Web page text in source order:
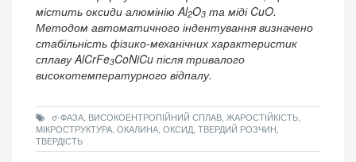
містить оксиди алюмінію Al2O3 та міді CuO.
Методом автоматичного індентування визначено
стабільність фізико-механічних характеристик
сплаву AlCrFe3CoNiCu після тривалого
високотемпературного відпалу.
σ-ФАЗА, ВИСОКОЕНТРОПІЙНИЙ СПЛАВ, ЖАРОСТІЙКІСТЬ,
МІКРОСТРУКТУРА, ОКАЛИНА, ОКСИД, ТВЕРДИЙ РОЗЧИН,
ТВЕРДІСТЬ